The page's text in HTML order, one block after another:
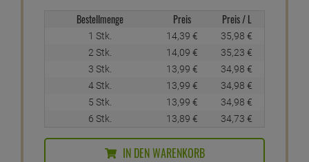
Bestellmenge Preis Preis / L
1 Stk. 14, 39 € 35, 98 €
2 Stk.
14, 09 € 35, 23 €
3 Stk.
13, 99 € 34,98 €
4 Stk.
13, 99 € 34,98 €
5 Stk.
13, 99 € 34,98 €
6 Stk.
13, 89 € 34,73 €
IN DEN WARENKORB